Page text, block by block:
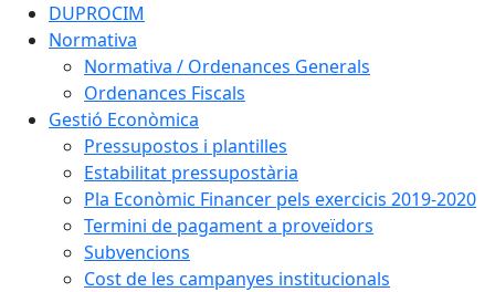
DUPROCIM
Normativa
Normativa / Ordenances Generals
Ordenances Fiscals
Gestió Econòmica
Pressupostos i plantilles
Estabilitat pressupostària
Pla Econòmic Financer pels exercicis 2019-2020
Termini de pagament a proveïdors
Subvencions
Cost de les campanyes institucionals